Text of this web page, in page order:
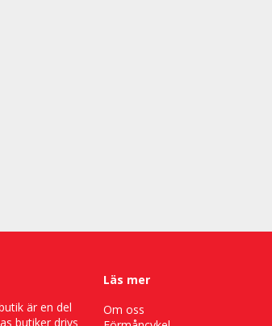
är en del
butiker drivs
Läs mer
Om oss